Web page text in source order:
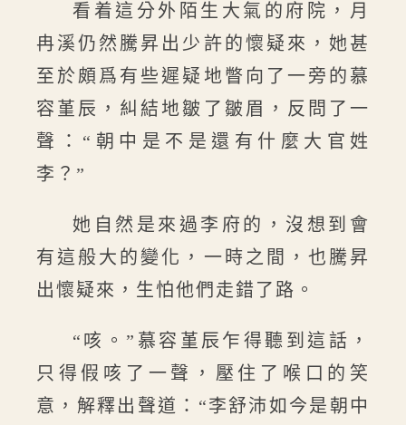
看着這分外陌生大氣的府院，月
冉溪仍然騰昇出少許的懷疑來，她甚
至於頗爲有些遲疑地瞥向了一旁的慕
容堇辰，糾結地皺了皺眉，反問了一
聲：“朝中是不是還有什麼大官姓
李？”
她自然是來過李府的，沒想到會
有這般大的變化，一時之間，也騰昇
出懷疑來，生怕他們走錯了路。
“咳。”慕容堇辰乍得聽到這話，
只得假咳了一聲，壓住了喉口的笑
意，解釋出聲道：“李舒沛如今是朝中